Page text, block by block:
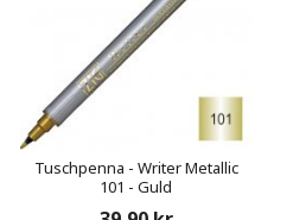
Tuschpenna - Writer Metallic
101 - Guld